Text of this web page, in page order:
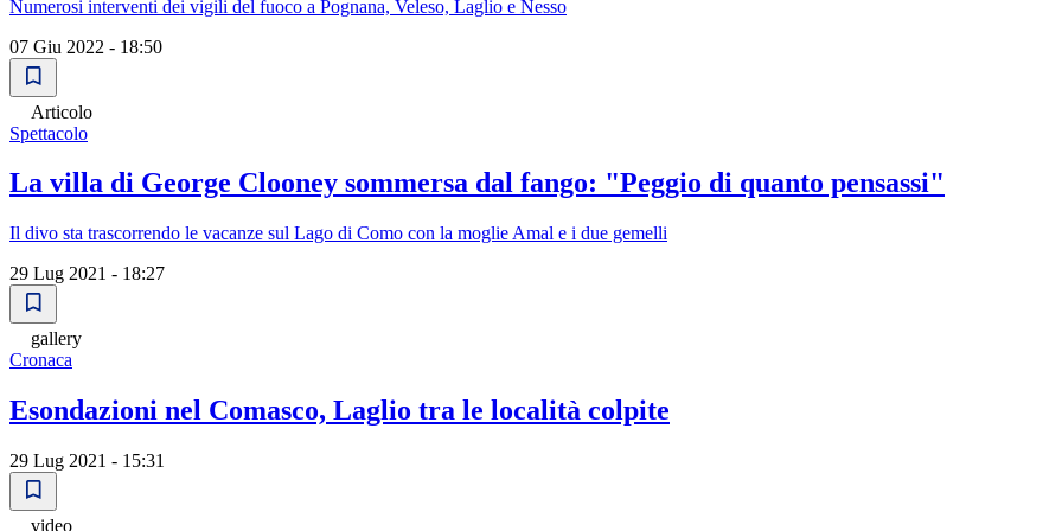
Numerosi interventi dei vigili del fuoco a Pognana, Veleso, Laglio e Nesso
07 Giu 2022 - 18:50
Articolo
Spettacolo
La villa di George Clooney sommersa dal fango: "Peggio di quanto pensassi"
Il divo sta trascorrendo le vacanze sul Lago di Como con la moglie Amal e i due gemelli
29 Lug 2021 - 18:27
gallery
Cronaca
Esondazioni nel Comasco, Laglio tra le località colpite
29 Lug 2021 - 15:31
video